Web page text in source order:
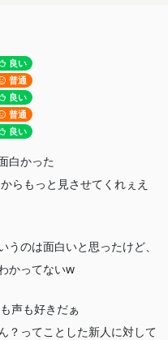
ってたとは思えないくらい
いつ出るのかなって思って
その後腕試しだぜ〜ーーーっ
終わったw
w
で悲観的にならずに腕試し
たと思うと面白かったw
良い
普通
良い
普通
良い
白かった
らもっと見させてくれぇえ
のは面白いと思ったけど、
かってないw
声も好きだぁ
？ってことした新人に対して